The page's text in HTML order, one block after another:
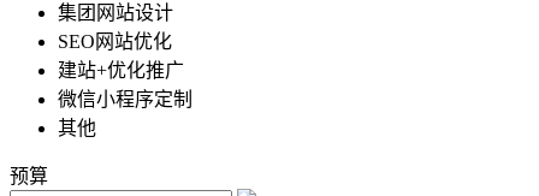
集团网站设计
SEO网站优化
建站+优化推广
微信小程序定制
其他
预算